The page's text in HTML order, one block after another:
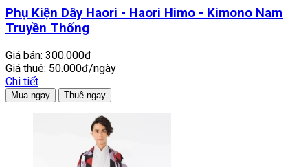
Phụ Kiện Dây Haori - Haori Himo - Kimono Nam
Truyền Thống
Giá bán: 300.000đ
Giá thuê: 50.000đ/ngày
Chi tiết
Mua ngay Thuê ngay